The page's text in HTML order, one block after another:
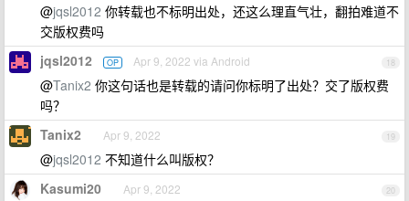
@jqsl2012 你转载也不标明出处，还这么理直气壮，翻拍难道不
交版权费吗
18
jqsl2012 OP Apr 9, 2022 via Android
@Tanix2 你这句话也是转载的请问你标明了出处？交了版权费
吗？
19
Tanix2 Apr 9, 2022
@jqsl2012 不知道什么叫版权？
20
Kasumi20 Apr 9, 2022